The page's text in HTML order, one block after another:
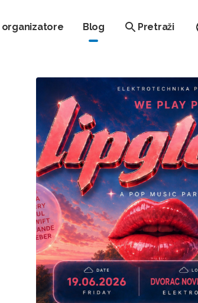
organizatore Blog Pretraži